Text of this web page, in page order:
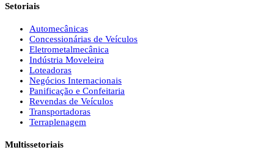
Setoriais
Automecânicas
Concessionárias de Veículos
Eletrometalmecânica
Indústria Moveleira
Loteadoras
Negócios Internacionais
Panificação e Confeitaria
Revendas de Veículos
Transportadoras
Terraplenagem
Multissetoriais